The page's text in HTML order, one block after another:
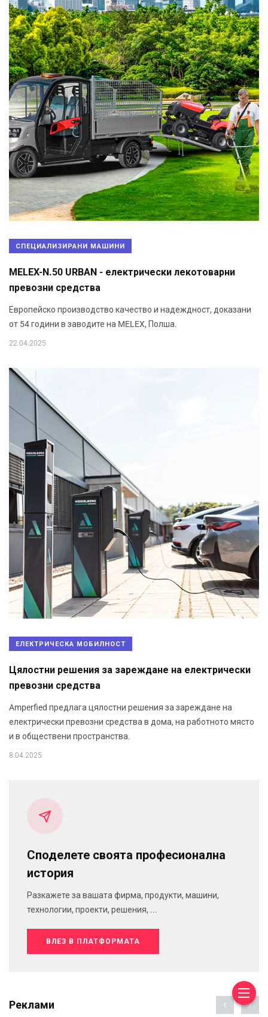
СПЕЦИАЛИЗИРАНИ МАШИНИ
MELEX-N.50 URBAN - електрически лекотоварни
превозни средства
Европейско производство качество и надеждност, доказани
от 54 години в заводите на MELEX, Полша.
22.04.2025
ЕЛЕКТРИЧЕСКА МОБИЛНОСТ
Цялостни решения за зареждане на електрически
превозни средства
Amperfied предлага цялостни решения за зареждане на
електрически превозни средства в дома, на работното място
и в обществени пространства.
8.04.2025
Споделете своята професионална
история
Разкажете за вашата фирма, продукти, машини,
технологии, проекти, решения, ...
ВЛЕЗ В ПЛАТФОРМАТА
Реклами